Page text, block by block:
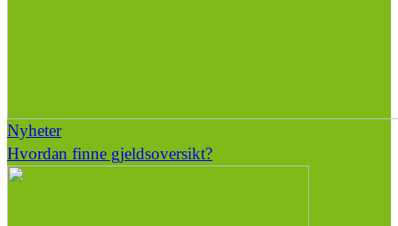
Nyheter
Hvordan finne gjeldsoversikt?